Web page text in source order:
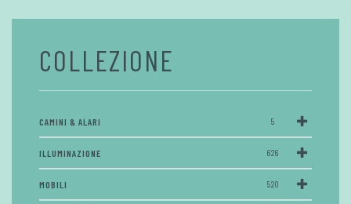
COLLEZIONE
CAMINI & ALARI 5
ILLUMINAZIONE 626
MOBILI 520